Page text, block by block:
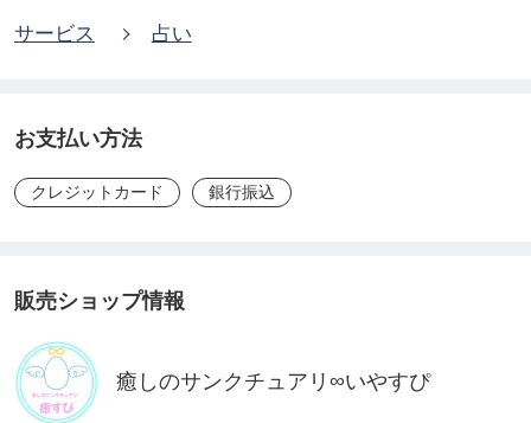
あなたのためだけのメッセージとしてお届けします
🪽ソウルフルエンジェル鑑定
●【ライト】ソウルフルエンジェル鑑定はこちらか
サービス 占い
お支払い方法
クレジットカード 銀行振込
販売ショップ情報
癒しのサンクチュアリ∞いやすぴ